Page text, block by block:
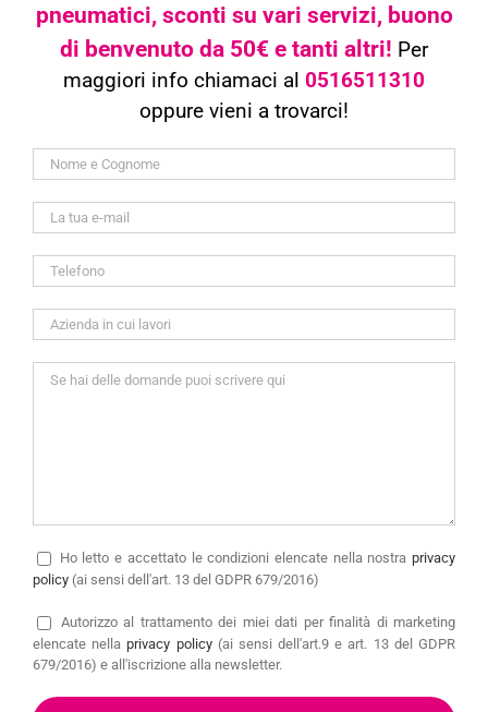
pneumatici, sconti su vari servizi, buono
di benvenuto da 50€ e tanti altri! Per
maggiori info chiamaci al 0516511310
oppure vieni a trovarci!
Ho letto e accettato le condizioni elencate nella nostra privacy
policy (ai sensi dell'art. 13 del GDPR 679/2016)
Autorizzo al trattamento dei miei dati per finalità di marketing
elencate nella privacy policy(ai sensi dell'art.9 e art. 13 del GDPR
679/2016) e all'iscrizione alla newsletter.